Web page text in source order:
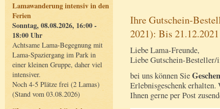
Lamawanderung intensiv in den
Ferien
Sonntag, 08.08.2026, 16:00 -
18:00 Uhr
Achtsame Lama-Begegnung mit
Lama-Spaziergang im Park in
einer kleinen Gruppe, daher viel
intensiver.
Noch 4-5 Plätze frei (2 Lamas)
(Stand vom 03.08.2026)
Ihre Gutschein-
2021): Bis 21.12.2021
Liebe Lama-Freunde,
Liebe Gutschein-Besteller/
bei uns können Sie
Erlebnisgeschenk
Ihnen gerne per Post